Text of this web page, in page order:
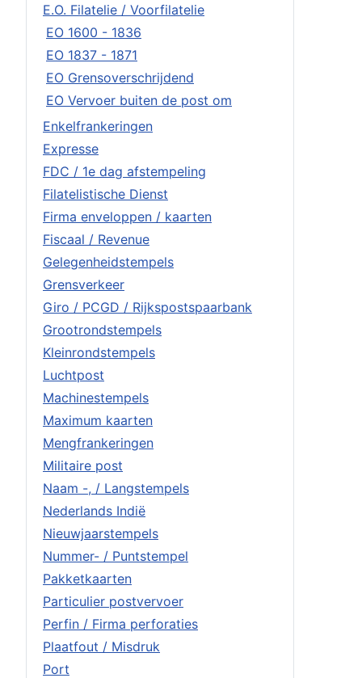
E.O. Filatelie / Voorfilatelie
EO 1600 - 1836
EO 1837 - 1871
EO Grensoverschrijdend
EO Vervoer buiten de post om
Enkelfrankeringen
Expresse
FDC / 1e dag afstempeling
Filatelistische Dienst
Firma enveloppen / kaarten
Fiscaal / Revenue
Gelegenheidstempels
Grensverkeer
Giro / PCGD / Rijkspostspaarbank
Grootrondstempels
Kleinrondstempels
Luchtpost
Machinestempels
Maximum kaarten
Mengfrankeringen
Militaire post
Naam -, / Langstempels
Nederlands Indië
Nieuwjaarstempels
Nummer- / Puntstempel
Pakketkaarten
Particulier postvervoer
Perfin / Firma perforaties
Plaatfout / Misdruk
Port